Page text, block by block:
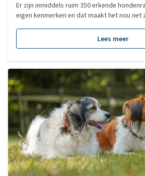
Er zijn inmiddels ruim 350 erkende
eigen kenmerken en dat maakt het nou net
mensen zoeken een hond op basis van het
echter niks over het karakter van een hond
Lees meer